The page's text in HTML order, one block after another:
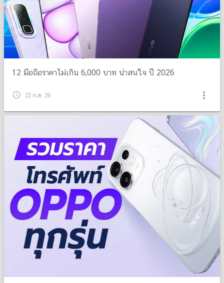
12 มือถือราคาไม่เกิน 6,000 บาท น่าสนใจ ปี 2026
query_builder 22 ก.ค. 26 more_vert